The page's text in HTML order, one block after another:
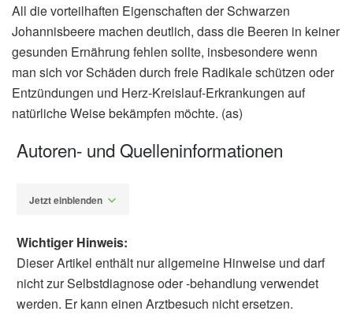
All die vorteilhaften Eigenschaften der Schwarzen
Johannisbeere machen deutlich, dass die Beeren in keiner
gesunden Ernährung fehlen sollte, insbesondere wenn
man sich vor Schäden durch freie Radikale schützen oder
Entzündungen und Herz-Kreislauf-Erkrankungen auf
natürliche Weise bekämpfen möchte. (as)
Autoren- und Quelleninformationen
Jetzt einblenden
Wichtiger Hinweis:
Dieser Artikel enthält nur allgemeine Hinweise und darf
nicht zur Selbstdiagnose oder -behandlung verwendet
werden. Er kann einen Arztbesuch nicht ersetzen.